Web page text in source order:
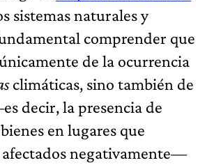
sistemas naturales y
comprender que
de la ocurrencia
climáticas, sino también de
decir, la presencia de
en lugares que
negativamente—